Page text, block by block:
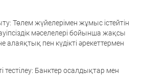
Төлем жүйелерімен жұмыс істейтін
мәселелері бойынша жақсы
алаяқтық пен күдікті әрекеттермен
тестілеу: Банктер осалдықтар мен